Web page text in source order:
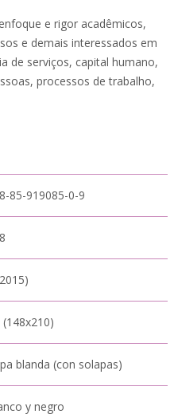
e rigor acadêmicos,
e demais interessados em
de serviços, capital humano,
processos de trabalho,
85-919085-0-9
(148x210)
blanda (con solapas)
y negro